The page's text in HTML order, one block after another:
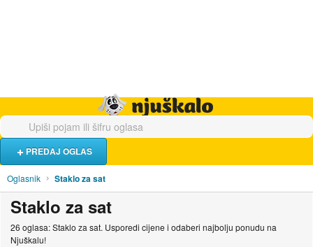
PREDAJ OGLAS
Oglasnik Staklo za sat
Staklo za sat
26 oglasa: Staklo za sat. Usporedi cijene i odaberi najbolju ponudu na
Njuškalu!